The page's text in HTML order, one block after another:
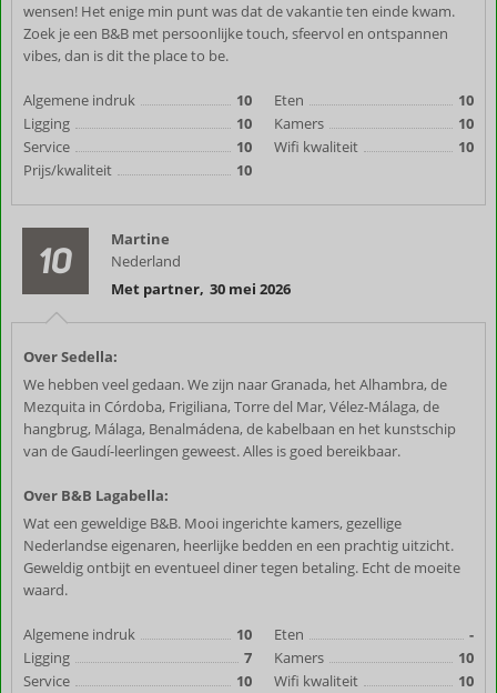
wensen! Het enige min punt was dat de vakantie ten einde kwam.
Zoek je een B&B met persoonlijke touch, sfeervol en ontspannen
vibes, dan is dit the place to be.
Algemene indruk
10
Ligging
10
Service
10
Prijs/kwaliteit
10
Eten
10
Kamers
10
Wifi kwaliteit
10
10
Martine
Nederland
Met partner, 30 mei 2026
Over Sedella:
We hebben veel gedaan. We zijn naar Granada, het Alhambra, de
Mezquita in Córdoba, Frigiliana, Torre del Mar, Vélez-Málaga, de
hangbrug, Málaga, Benalmádena, de kabelbaan en het kunstschip
van de Gaudí-leerlingen geweest. Alles is goed bereikbaar.
Over B&B Lagabella:
Wat een geweldige B&B. Mooi ingerichte kamers, gezellige
Nederlandse eigenaren, heerlijke bedden en een prachtig uitzicht.
Geweldig ontbijt en eventueel diner tegen betaling. Echt de moeite
waard.
Algemene indruk
10
Ligging
7
Service
10
Eten
-
Kamers
10
Wifi kwaliteit
10